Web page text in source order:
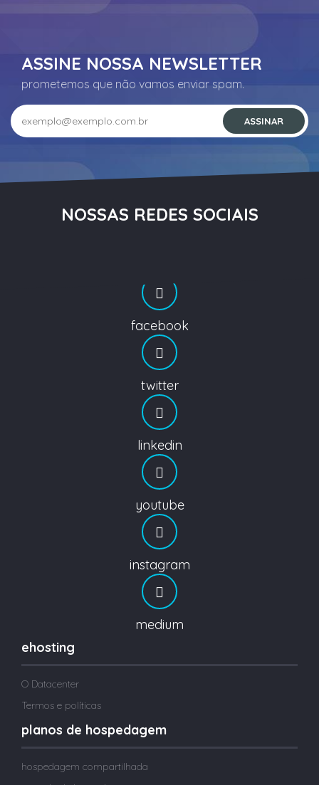
ASSINE NOSSA NEWSLETTER
prometemos que não vamos enviar spam.
NOSSAS REDES SOCIAIS
facebook
twitter
linkedin
youtube
instagram
medium
ehosting
O Datacenter
Termos e políticas
planos de hospedagem
hospedagem compartilhada